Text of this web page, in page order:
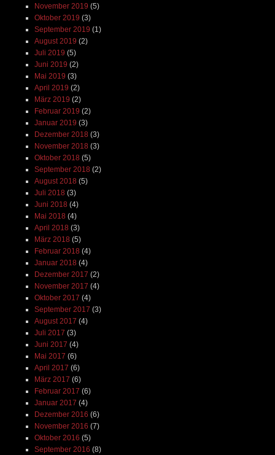
November 2019 (5)
Oktober 2019 (3)
September 2019 (1)
August 2019 (2)
Juli 2019 (5)
Juni 2019 (2)
Mai 2019 (3)
April 2019 (2)
März 2019 (2)
Februar 2019 (2)
Januar 2019 (3)
Dezember 2018 (3)
November 2018 (3)
Oktober 2018 (5)
September 2018 (2)
August 2018 (5)
Juli 2018 (3)
Juni 2018 (4)
Mai 2018 (4)
April 2018 (3)
März 2018 (5)
Februar 2018 (4)
Januar 2018 (4)
Dezember 2017 (2)
November 2017 (4)
Oktober 2017 (4)
September 2017 (3)
August 2017 (4)
Juli 2017 (3)
Juni 2017 (4)
Mai 2017 (6)
April 2017 (6)
März 2017 (6)
Februar 2017 (6)
Januar 2017 (4)
Dezember 2016 (6)
November 2016 (7)
Oktober 2016 (5)
September 2016 (8)